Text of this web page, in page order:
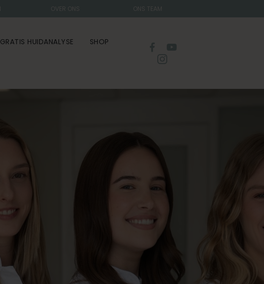
OVER ONS ONS TEAM
GRATIS HUIDANALYSE SHOP